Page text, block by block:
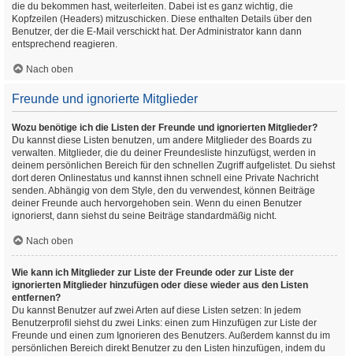
die du bekommen hast, weiterleiten. Dabei ist es ganz wichtig, die
Kopfzeilen (Headers) mitzuschicken. Diese enthalten Details über den
Benutzer, der die E-Mail verschickt hat. Der Administrator kann dann
entsprechend reagieren.
Nach oben
Freunde und ignorierte Mitglieder
Wozu benötige ich die Listen der Freunde und ignorierten Mitglieder?
Du kannst diese Listen benutzen, um andere Mitglieder des Boards zu
verwalten. Mitglieder, die du deiner Freundesliste hinzufügst, werden in
deinem persönlichen Bereich für den schnellen Zugriff aufgelistet. Du siehst
dort deren Onlinestatus und kannst ihnen schnell eine Private Nachricht
senden. Abhängig von dem Style, den du verwendest, können Beiträge
deiner Freunde auch hervorgehoben sein. Wenn du einen Benutzer
ignorierst, dann siehst du seine Beiträge standardmäßig nicht.
Nach oben
Wie kann ich Mitglieder zur Liste der Freunde oder zur Liste der
ignorierten Mitglieder hinzufügen oder diese wieder aus den Listen
entfernen?
Du kannst Benutzer auf zwei Arten auf diese Listen setzen: In jedem
Benutzerprofil siehst du zwei Links: einen zum Hinzufügen zur Liste der
Freunde und einen zum Ignorieren des Benutzers. Außerdem kannst du im
persönlichen Bereich direkt Benutzer zu den Listen hinzufügen, indem du